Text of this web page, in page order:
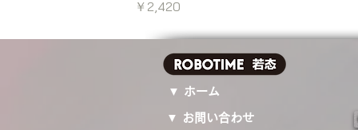
価格
￥2,420
▼ ホーム
▼ お問い合わせ